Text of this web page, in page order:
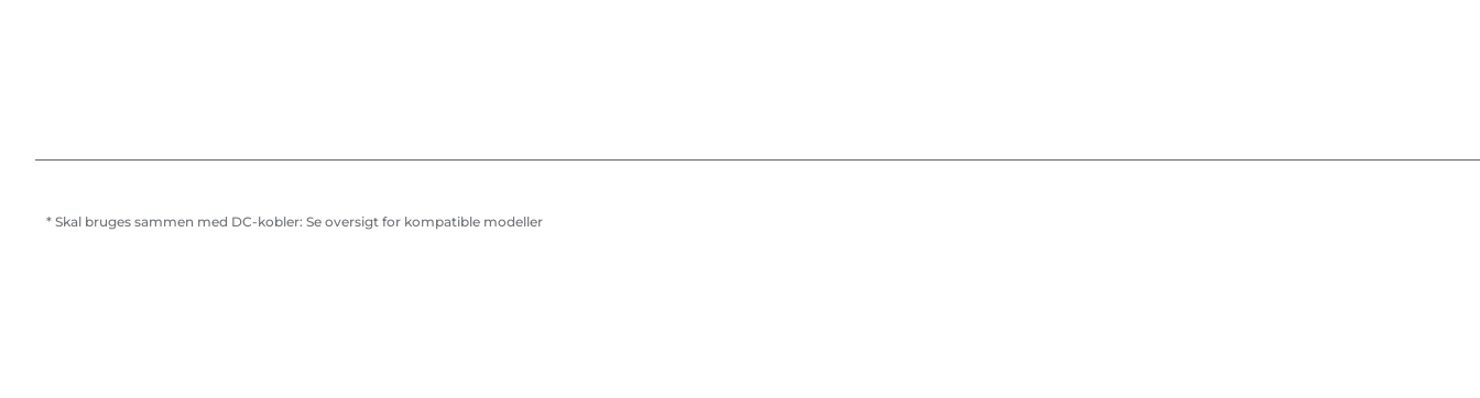
* Skal bruges sammen med DC-kobler: Se oversigt for kompatible modeller